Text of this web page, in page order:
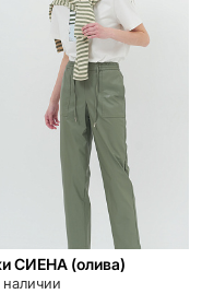
СИЕНА (олива)